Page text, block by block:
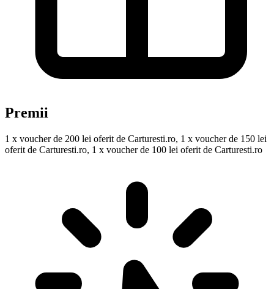
Premii
1 x voucher de 200 lei oferit de Carturesti.ro, 1 x voucher de 150 lei
oferit de Carturesti.ro, 1 x voucher de 100 lei oferit de Carturesti.ro